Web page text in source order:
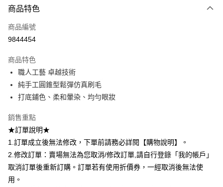
２．便利：只要手機號碼，簡訊認證，即可結帳。
３．安心：先確認商品／服務後，再付款。
【「AFTEE先享後付」結帳流程】
１．於結帳方式選擇「AFTEE先享後付」後，將跳轉至「AFTEE先享後付」
２．訂單成立數日內，您將收到繳費通知簡訊。
ATM／網路銀行／等多元方式進行付款，方視為交易完成。
※ 請注意：結帳手續完成當下不需立刻繳費，但若您需要取消訂單，請聯絡
購買商品的店家。未經商家同意取消之訂單仍視為有效，需透過AFTEE先享
後付繳納相關費用。
是否繳費成功／繳費後需取消欲退款等相關疑問，請聯繫「AFTEE先享後付
客戶支援中心」
【注意事項】
１．透過由恩沛科技股份有限公司提供之「AFTEE先享後付」服務完成之交
易，需依本服務之必要範圍內提供個人資料，並將交易相關給付款項請求債
２．關於個人資料處理事宜，請瀏覽以下網址：
每筆NT$80，滿NT$599(含以上)免運費
每筆NT$80，滿NT$599(含以上)免運費
7-11取貨付款
每筆NT$80，滿NT$599(含以上)免運費
每筆NT$80，滿NT$599(含以上)免運費
宅配
每筆NT$90，滿NT$599(含以上)免運費
國家/地區配送（宇迅）
商品特色
商品編號
9844454
商品特色
職人工藝 卓越技術
純手工圓錐型鬆彈仿真刷毛
打底鋪色、柔和暈染、均勻眼妝
銷售重點
★訂單說明★
1.訂單成立後無法修改，下單前請務必詳閱【購物說明】。
2.修改訂單：賣場無法為您取消/修改訂單,請自行登錄「我的帳戶」
取消訂單後重新訂購。訂單若有使用折價券，一經取消後無法使
用。